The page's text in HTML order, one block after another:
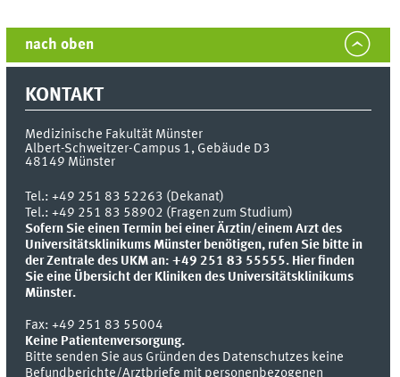
nach oben
KONTAKT
Medizinische Fakultät Münster
Albert-Schweitzer-Campus 1, Gebäude D3
48149 Münster
Tel.:+49 251 83 52263 (Dekanat)
Tel.: +49 251 83 58902 (Fragen zum Studium)
Sofern Sie einen Termin bei einer Ärztin/einem Arzt des
Universitätsklinikums Münster benötigen, rufen Sie bitte in
der Zentrale des UKM an: +49 251 83 55555. Hier finden
Sie eine Übersicht der Kliniken des Universitätsklinikums
Münster.
Fax:+49 251 83 55004
Keine Patientenversorgung.
Bitte senden Sie aus Gründen des Datenschutzes keine
Befundberichte/Arztbriefe mit personenbezogenen